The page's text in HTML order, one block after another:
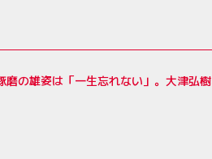
磨の雄姿は「一生忘れない」。大津弘